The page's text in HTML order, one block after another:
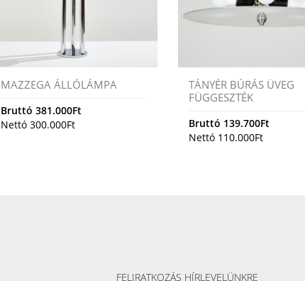
MAZZEGA ÁLLÓLÁMPA
Bruttó381.000Ft
Nettó300.000Ft
TÁNYÉR BÚRÁS ÜVEG
FÜGGESZTÉK
Bruttó 139.700Ft
Nettó 110.000Ft
FELIRATKOZÁS HÍRLEVELÜNKRE